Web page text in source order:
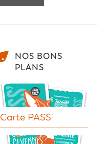
NOS BONS
PLANS
Carte PASS'